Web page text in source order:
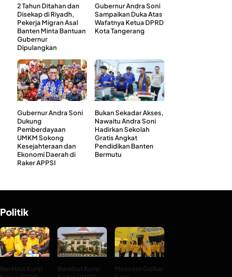
2 Tahun Ditahan dan
Disekap di Riyadh,
Pekerja Migran Asal
Banten Minta Bantuan
Gubernur
Dipulangkan
Gubernur Andra Soni
Sampaikan Duka Atas
Wafatnya Ketua DPRD
Kota Tangerang
Gubernur Andra Soni
Dukung
Pemberdayaan
UMKM Sokong
Kesejahteraan dan
Ekonomi Daerah di
Raker APPSI
Bukan Sekadar Akses,
Nawaitu Andra Soni
Hadirkan Sekolah
Gratis Angkat
Pendidikan Banten
Bermutu
Politik
Berebut Kursi
Berebut Kursi
Muscam Golkar